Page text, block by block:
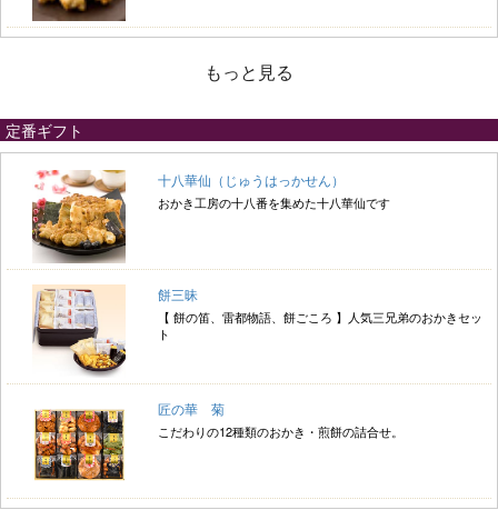
もっと見る
定番ギフト
十八華仙（じゅうはっかせん）
おかき工房の十八番を集めた十八華仙です
餅三昧
【 餅の笛、雷都物語、餅ごころ 】人気三兄弟のおかきセッ
ト
匠の華 菊
こだわりの12種類のおかき・煎餅の詰合せ。